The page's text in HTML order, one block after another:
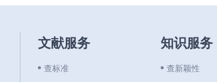
文献服务
查标准
知识服务
查新颖性